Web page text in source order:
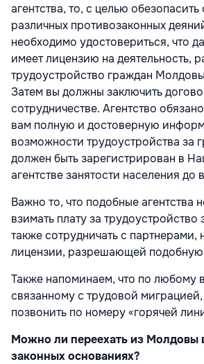
агентства, то, с целью обезопасить
различных противозаконных
необходимо удостовериться, что
имеет лицензию на деятельность,
трудоустройство граждан
Затем вы должны заключить
сотрудничестве. Агентство
вам полную и достоверную
возможности трудоустройства за
должен быть зарегистрирован в
агентстве занятости населения до
Важно то, что подобные агентства
взимать плату за трудоустройство
также сотрудничать с партнерами,
лицензии, разрешающей подобную
Также напоминаем, что по любому
связанному с трудовой
позвонить по номеру «горячей
Можно ли переехать из Молдовы
законных основаниях?